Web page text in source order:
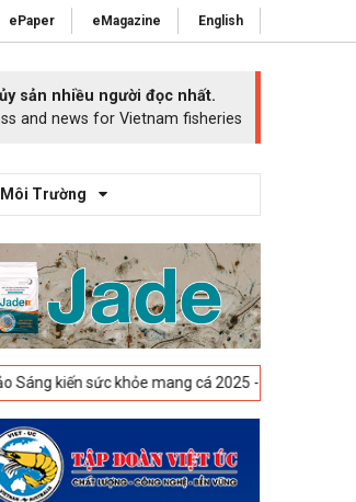
ePaper eMagazine English
sản nhiều người đọc nhất.
and news for Vietnam fisheries
Trường
sức khỏe mang cá 2025 -23-04-2025